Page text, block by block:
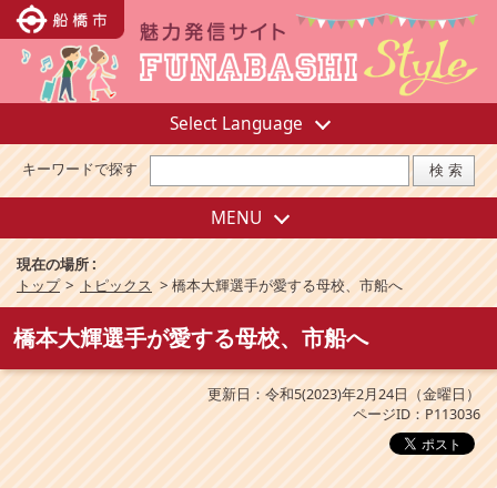
Select Language
キーワードで探す
MENU
現在の場所 :
トップ > トピックス > 橋本大輝選手が愛する母校、市船へ
橋本大輝選手が愛する母校、市船へ
更新日：令和5(2023)年2月24日（金曜日）
ページID：P113036